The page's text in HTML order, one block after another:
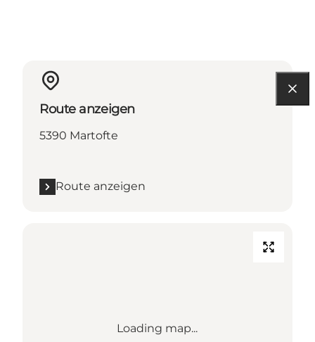
Route anzeigen
5390 Martofte
Route anzeigen
Loading map...